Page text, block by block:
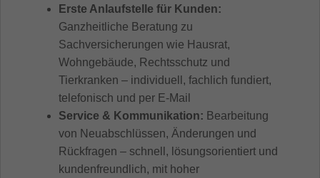
Erste Anlaufstelle für Kunden:
Ganzheitliche Beratung zu
Sachversicherungen wie Hausrat,
Wohngebäude, Rechtsschutz und
Tierkranken – individuell, fachlich fundiert,
telefonisch und per E-Mail
Service & Kommunikation: Bearbeitung
von Neuabschlüssen, Änderungen und
Rückfragen – schnell, lösungsorientiert und
kundenfreundlich, mit hoher